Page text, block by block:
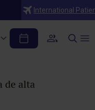
International
de alta